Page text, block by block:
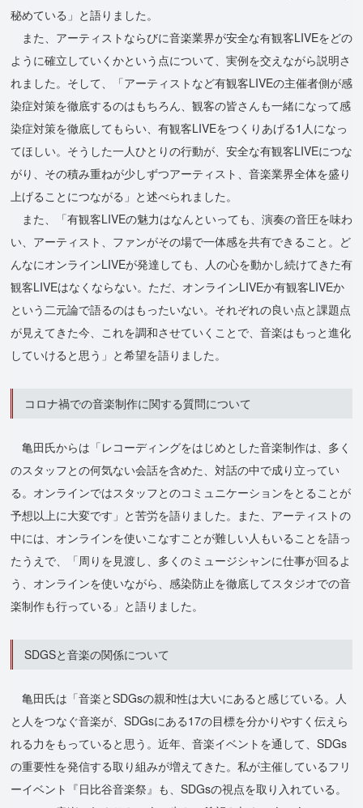
秘めている」と語りました。
また、アーティストならびに音楽業界が安全な有観客LIVEをどの
ように確立していくかという点について、実例を交えながら説明さ
れました。そして、「アーティストなど有観客LIVEの主催者側が感
染症対策を徹底するのはもちろん、観客の皆さんも一緒になって感
染症対策を徹底してもらい、有観客LIVEをつくりあげる1人になっ
てほしい。そうした一人ひとりの行動が、安全な有観客LIVEにつな
がり、その積み重ねが少しずつアーティスト、音楽業界全体を盛り
上げることにつながる」と述べられました。
また、「有観客LIVEの魅力はなんといっても、演奏の音圧を味わ
い、アーティスト、ファンがその場で一体感を共有できること。ど
んなにオンラインLIVEが発達しても、人の心を動かし続けてきた有
観客LIVEはなくならない。ただ、オンラインLIVEか有観客LIVEか
という二元論で語るのはもったいない。それぞれの良い点と課題点
が見えてきた今、これを調和させていくことで、音楽はもっと進化
していけると思う」と希望を語りました。
コロナ禍での音楽制作に関する質問について
亀田氏からは「レコーディングをはじめとした音楽制作は、多く
のスタッフとの何気ない会話を含めた、対話の中で成り立ってい
る。オンラインではスタッフとのコミュニケーションをとることが
予想以上に大変です」と苦労を語りました。また、アーティストの
中には、オンラインを使いこなすことが難しい人もいることを語っ
たうえで、「周りを見渡し、多くのミュージシャンに仕事が回るよ
う、オンラインを使いながら、感染防止を徹底してスタジオでの音
楽制作も行っている」と語りました。
SDGSと音楽の関係について
亀田氏は「音楽とSDGsの親和性は大いにあると感じている。人
と人をつなぐ音楽が、SDGsにある17の目標を分かりやすく伝えら
れる力をもっていると思う。近年、音楽イベントを通して、SDGs
の重要性を発信する取り組みが増えてきた。私が主催しているフリ
ーイベント『日比谷音楽祭』も、SDGsの視点を取り入れている。